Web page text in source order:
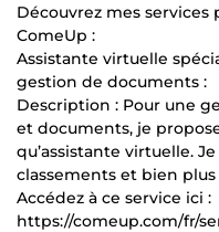
Découvrez mes
ComeUp :
Assistante virtuelle
gestion de documents :
Description : Pour une
et documents, je
qu’assistante virtuelle.
classements et bien
Accédez à ce service ici :
https://comeup.com/fr/